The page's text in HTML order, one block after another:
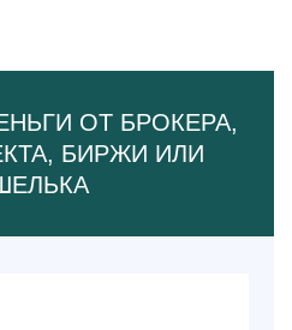
ОТ БРОКЕРА,
БИРЖИ ИЛИ